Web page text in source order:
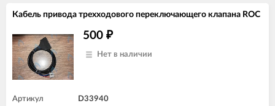
Кабель привода трехходового переключающего клапана ROC
500 ₽
Нет в наличии
Артикул D33940